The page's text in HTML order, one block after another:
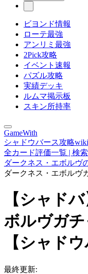
ビヨンド情報
ローテ最強
アンリミ最強
2Pick攻略
イベント速報
パズル攻略
実績デッキ
ルムマ掲示板
スキン所持率
GameWith
シャドウバース攻略wiki
全カード評価一覧 | 検
ダークネス・エボルヴ
ダークネス・エボルヴ
【シャド
ボルヴガ
【シャドウ
最終更新: